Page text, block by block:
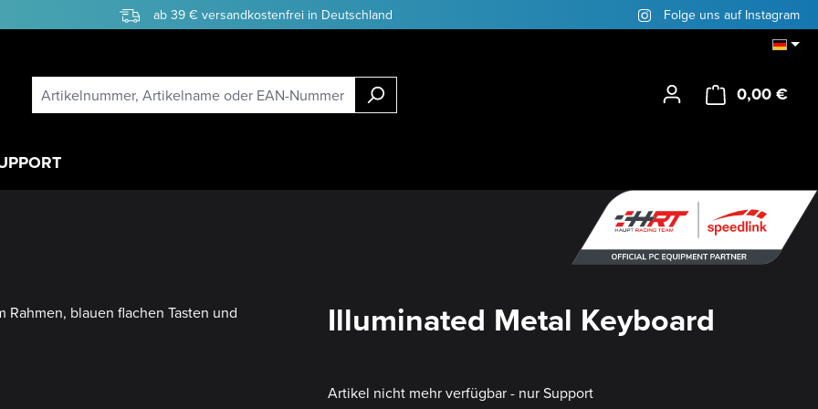
ab 39 € versandkostenfrei in Deutschland Folge uns auf Instagram
0,00 €
Illuminated Metal Keyboard
Artikel nicht mehr verfügbar - nur Support